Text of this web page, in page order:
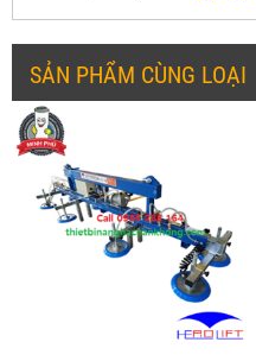
SẢN PHẨM CÙNG LOẠI